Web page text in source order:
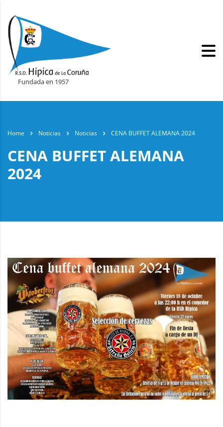
Fundada en 1957
Home Noticias Noticias CENA BUFFET ALEMANA 2024
CENA BUFFET ALEMANA
2024